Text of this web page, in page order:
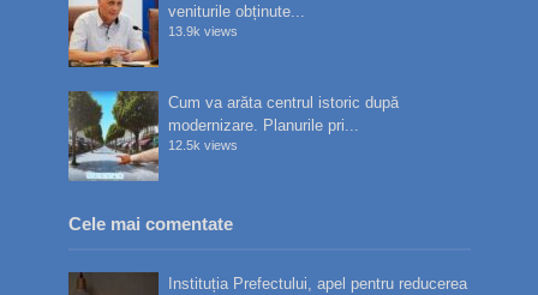
veniturile obținute...
13.9k views
Cum va arăta centrul istoric după
modernizare. Planurile pri...
12.5k views
Cele mai comentate
Instituția Prefectului, apel pentru reducerea